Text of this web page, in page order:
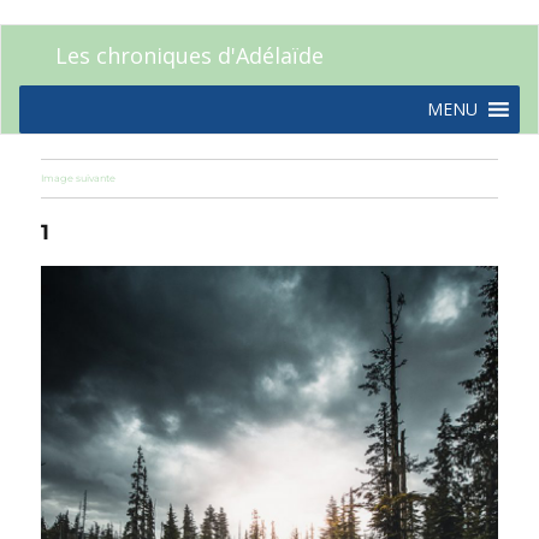
Les chroniques d'Adélaïde
MENU
Image suivante
1